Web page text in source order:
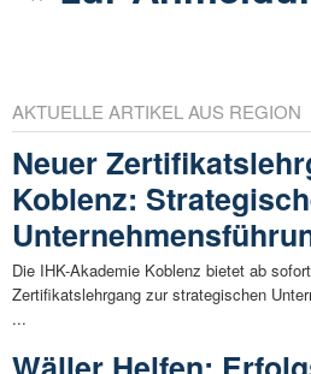
AKTUELLE ARTIKEL AUS REGION
Neuer
Koblenz:
Die IHK-Akademie Koblenz bietet ab
Zertifikatslehrgang zur strategischen
...